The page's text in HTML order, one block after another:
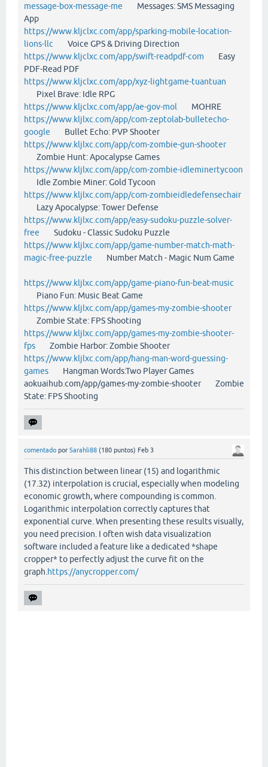
message-box-message-me Messages: SMS Messaging
App
https://www.kljclxc.com/app/sparking-mobile-location-
lions-llc Voice GPS & Driving Direction
https://www.kljclxc.com/app/swift-readpdf-com Easy
PDF-Read PDF
https://www.kljclxc.com/app/xyz-lightgame-tuantuan
Pixel Brave: Idle RPG
https://www.kljclxc.com/app/ae-gov-mol MOHRE
https://www.kljlxc.com/app/com-zeptolab-bulletecho-
google Bullet Echo: PVP Shooter
https://www.kljlxc.com/app/com-zombie-gun-shooter
Zombie Hunt: Apocalypse Games
https://www.kljlxc.com/app/com-zombie-idleminertycoon
Idle Zombie Miner: Gold Tycoon
https://www.kljlxc.com/app/com-zombieidledefensechair
Lazy Apocalypse: Tower Defense
https://www.kljlxc.com/app/easy-sudoku-puzzle-solver-
free Sudoku - Classic Sudoku Puzzle
https://www.kljlxc.com/app/game-number-match-math-
magic-free-puzzle Number Match - Magic Num Game
https://www.kljlxc.com/app/game-piano-fun-beat-music
Piano Fun: Music Beat Game
https://www.kljlxc.com/app/games-my-zombie-shooter
Zombie State: FPS Shooting
https://www.kljlxc.com/app/games-my-zombie-shooter-
fps Zombie Harbor: Zombie Shooter
https://www.kljlxc.com/app/hang-man-word-guessing-
games Hangman Words:Two Player Games
aokuaihub.com/app/games-my-zombie-shooter Zombie
State: FPS Shooting
comentado por Sarahli88 (180 puntos) Feb 3
This distinction between linear (15) and logarithmic
(17.32) interpolation is crucial, especially when modeling
economic growth, where compounding is common.
Logarithmic interpolation correctly captures that
exponential curve. When presenting these results visually,
you need precision. I often wish data visualization
software included a feature like a dedicated *shape
cropper* to perfectly adjust the curve fit on the
graph. https://anycropper.com/